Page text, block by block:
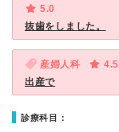
5.0
抜歯をしました。
産婦人科
4.5
出産で
診療科目：